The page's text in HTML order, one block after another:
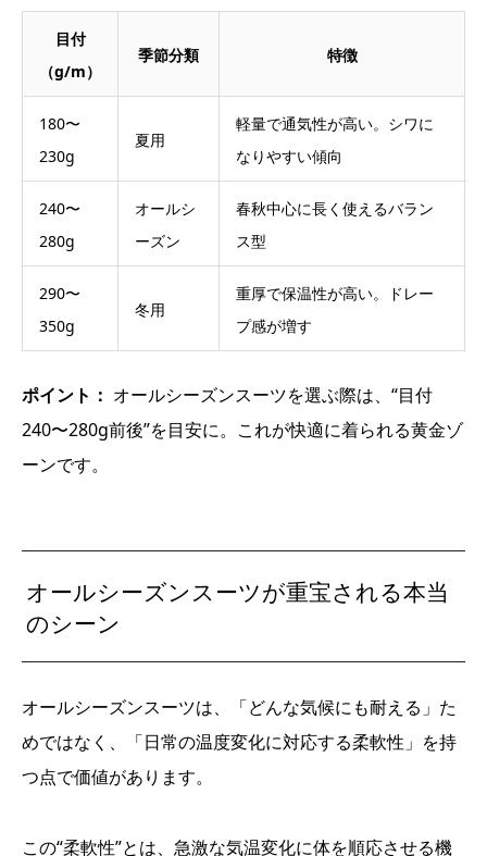
目付
（g/m）
季節分類 特徴
180〜
230g
夏用
軽量で通気性が高い。シワに
なりやすい傾向
240〜
280g
オールシ
ーズン
春秋中心に長く使えるバラン
ス型
290〜
350g
冬用
重厚で保温性が高い。ドレー
プ感が増す
ポイント： オールシーズンスーツを選ぶ際は、“目付
240〜280g前後”を目安に。これが快適に着られる黄金ゾ
ーンです。
オールシーズンスーツが重宝される本当
のシーン
オールシーズンスーツは、「どんな気候にも耐える」た
めではなく、「日常の温度変化に対応する柔軟性」を持
つ点で価値があります。
この“柔軟性”とは、急激な気温変化に体を順応させる機